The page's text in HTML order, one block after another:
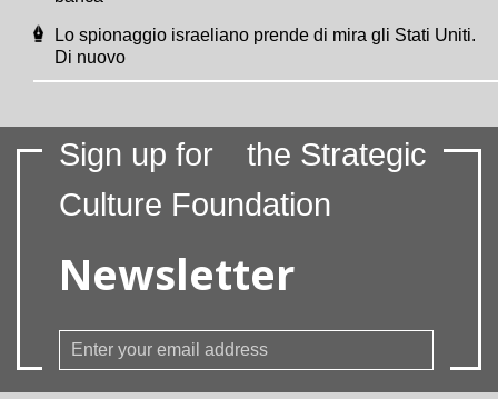
Lo spionaggio israeliano prende di mira gli Stati Uniti.
Di nuovo
Sign up for
the Strategic
Culture Foundation
Newsletter